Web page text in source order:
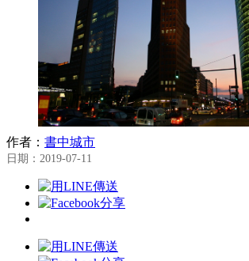
作者： 書中城市
日期：2019-07-11